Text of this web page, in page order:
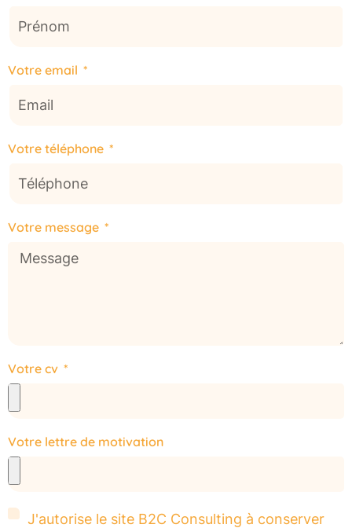
Votre email
Votre téléphone
Votre message
Votre cv
Votre lettre de motivation
J'autorise le site B2C Consulting à conserver